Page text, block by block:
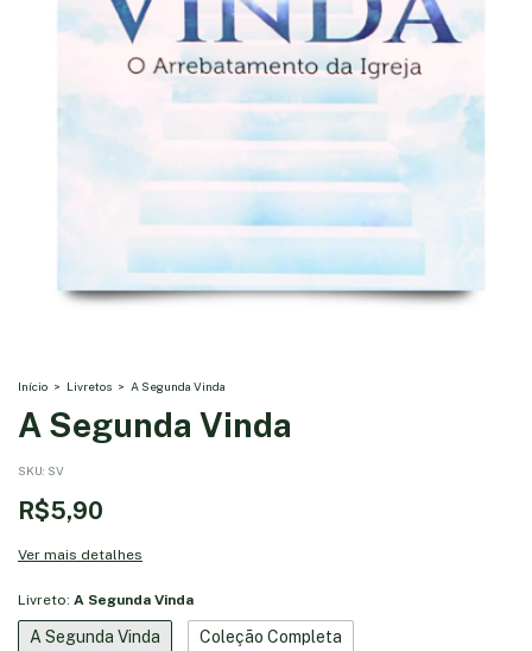
Início > Livretos > A Segunda Vinda
A Segunda Vinda
SKU: SV
R$5,90
Ver mais detalhes
Livreto: A Segunda Vinda
A Segunda Vinda Coleção Completa